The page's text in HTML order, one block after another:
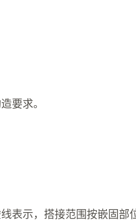
要求。
表示，搭接范围按嵌固部